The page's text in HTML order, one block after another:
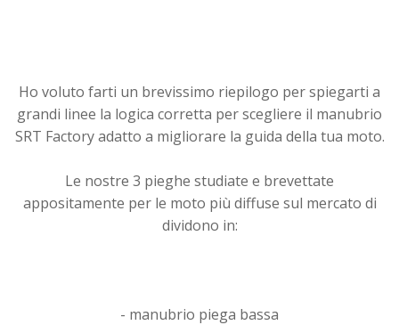
Ho voluto farti un brevissimo riepilogo per spiegarti a
grandi linee la logica corretta per scegliere il manubrio
SRT Factory adatto a migliorare la guida della tua moto.
Le nostre 3 pieghe studiate e brevettate
appositamente per le moto più diffuse sul mercato di
dividono in:
- manubrio piega bassa